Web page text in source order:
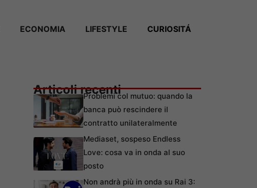
ECONOMIA LIFESTYLE CURIOSITÁ
Articoli recentiProblemi col mutuo: quando la
banca può rescindere il
contratto unilateralmente
Mediaset, sospeso Endless
Love: cosa va in onda al suo
posto
Non andrà più in onda su Rai 3: